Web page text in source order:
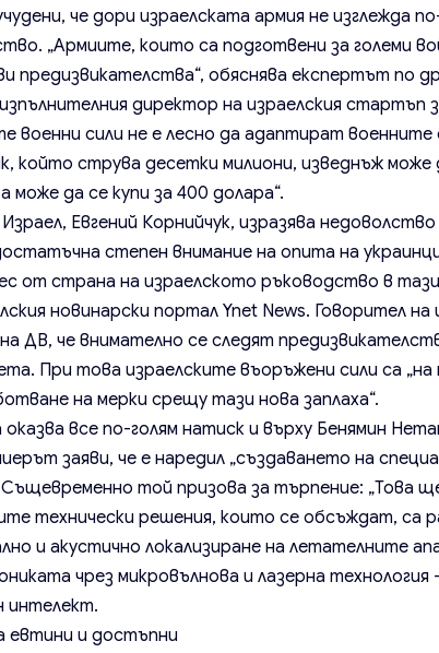
че дори израелската армия не изглежда
„Армиите, които са подготвени за големи
предизвикателства“, обяснява експертът по
директор на израелския стартъп
военни сили не е лесно да адаптират военните
който струва десетки милиони, изведнъж
може да се купи за 400 долара“.
Евгений Корнийчук, изразява
степен внимание на опита на
от страна на израелското ръководство в тази
новинарски портал Ynet News. Говорител на
ДВ, че внимателно се следят
При това израелските въоръжени сили са „на
на мерки срещу тази нова заплаха“.
все по-голям натиск и върху Бенямин
заяви, че е наредил „създаването на
той призова за търпение: „Това
технически решения, които се обсъждат, са
и акустично локализиране на летателните
чрез микровълнова и лазерна технология
интелект.
евтини и достъпни